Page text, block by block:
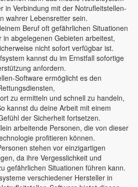
in Verbindung mit der Notrufleitstellen-
wahrer Lebensretter sein.
Beruf oft gefährlichen Situationen
in abgelegenen Gebieten arbeitest,
nicht sofort verfügbar ist.
kannst du im Ernstfall sofortige
anfordern.
Software ermöglicht es den
zu ermitteln und schnell zu handeln,
kannst du deine Arbeit mit einem
der Sicherheit fortsetzen.
arbeitende Personen, die von dieser
profitieren können.
stehen vor einzigartigen
da ihre Vergesslichkeit und
gefährlichen Situationen führen kann.
verschiedener Hersteller in